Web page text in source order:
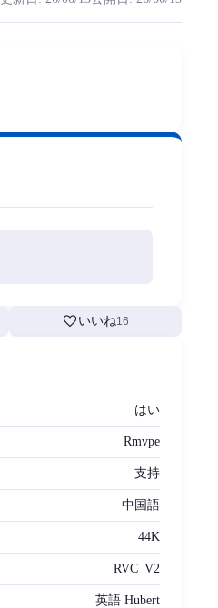
てはなりません。 もし
favoriteいいね16
はい
Rmvpe
支持
中国語
44K
RVC_V2
英語 Hubert